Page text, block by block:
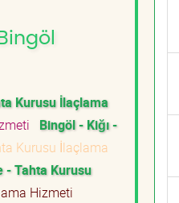
Kurusu İlaçlama
Bingöl - Kiğı -
Kurusu İlaçlama
- Tahta Kurusu
Hizmeti